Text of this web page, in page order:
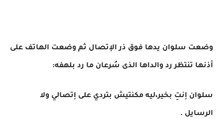
وضعت سلوان يدها فوق ذر الإتصال ثم وضعت الهاتف على
أذنها تنتظر رد والداها الذى سُرعان ما رد بلهفه:
سلوان إنتِ بخير،ليه مكنتيش بتردي على إتصالي ولا
الرسايل .